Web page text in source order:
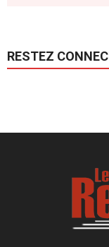
RESTEZ